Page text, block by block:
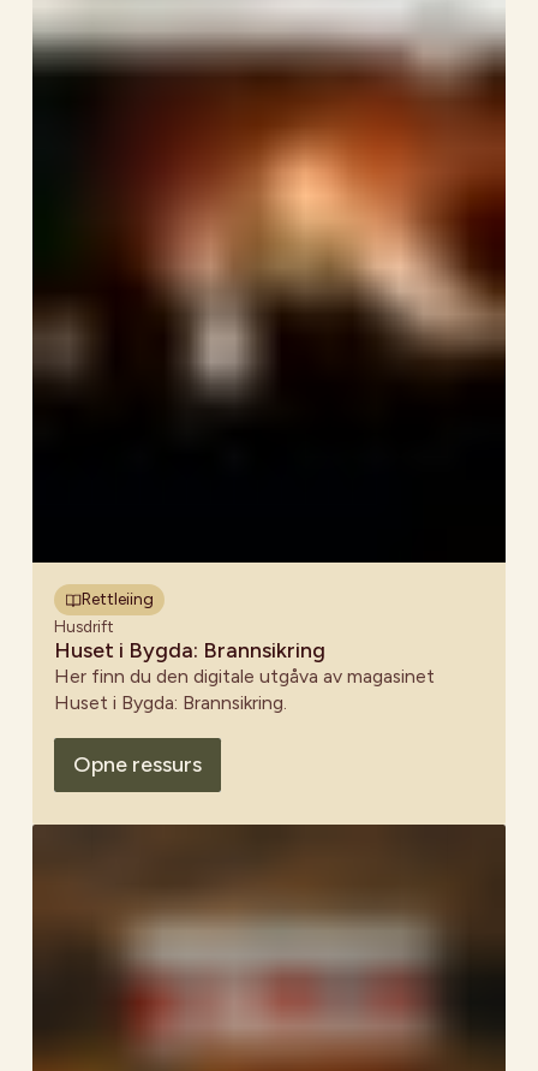
Rettleiing
Husdrift
Huset i Bygda: Brannsikring
Her finn du den digitale utgåva av magasinet
Huset i Bygda: Brannsikring.
Opne ressurs